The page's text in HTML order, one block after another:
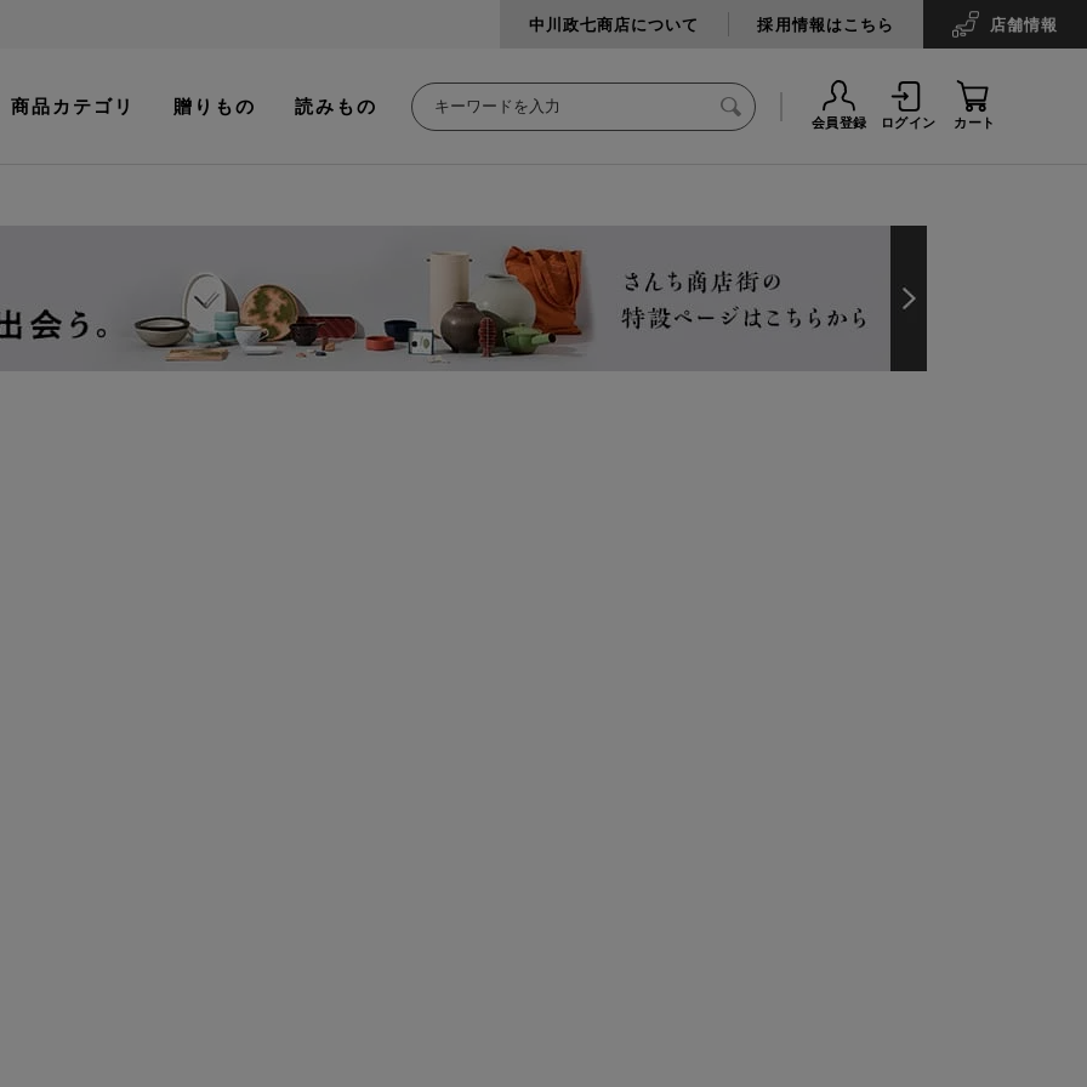
中川政七商店について 採用情報はこちら 店舗情報
商品カテゴリ 贈りもの 読みもの
会員登録 ログイン カート